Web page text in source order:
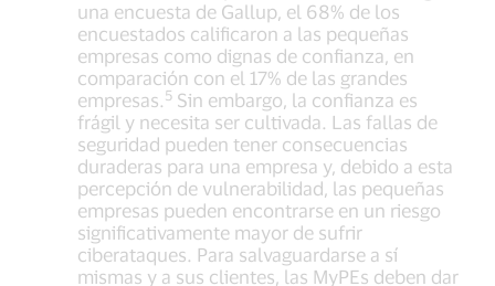
una encuesta de Gallup, el 68% de los
encuestados calificaron a las pequeñas
empresas como dignas de confianza, en
comparación con el 17% de las grandes
empresas. 5 Sin embargo, la confianza es
frágil y necesita ser cultivada. Las fallas de
seguridad pueden tener consecuencias
duraderas para una empresa y, debido a esta
percepción de vulnerabilidad, las pequeñas
empresas pueden encontrarse en un riesgo
significativamente mayor de sufrir
ciberataques. Para salvaguardarse a sí
mismas y a sus clientes, las MyPEs deben dar